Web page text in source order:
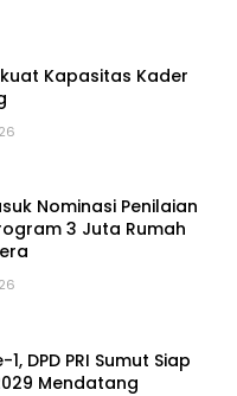
Kapasitas Kader
Nominasi Penilaian
3 Juta Rumah
DPD PRI Sumut Siap
Mendatang